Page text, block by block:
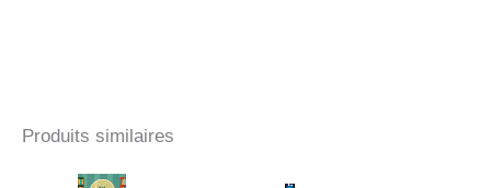
Produits similaires